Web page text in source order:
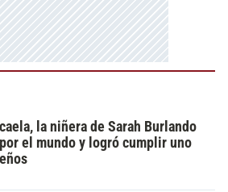
la niñera de Sarah Burlando
el mundo y logró cumplir uno